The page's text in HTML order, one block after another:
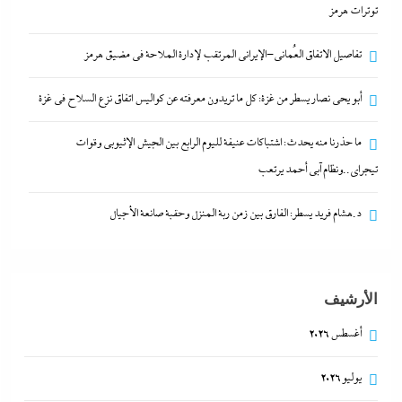
في الاحتياطي الأجنبي رغم توترات هرمز
تفاصيل الاتفاق العُماني-الإيراني المرتقب لإدارة الملاحة
في مضيق هرمز
6 أغسطس، 2026
توترات هرمز
تفاصيل الاتفاق العُماني-الإيراني المرتقب لإدارة الملاحة في مضيق هرمز
أبو يحى نصار يسطر من غزة: كل ما تريدون معرفته عن كواليس اتفاق نزع السلاح في غزة
ما حذرنا منه يحدث: اشتباكات عنيفة لليوم الرابع بين الجيش الإثيوبي وقوات
تيجراي..ونظام آبي أحمد يرتعب
د.هشام فريد يسطر: الفارق بين زمن ربة المنزل وحقبة صانعة الأجيال
الأرشيف
أغسطس 2026
يوليو 2026